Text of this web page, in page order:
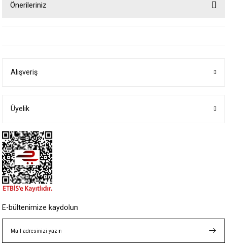
Önerileriniz
Ürün bilgilerinde hatalar bulunuyor.
Bu ürüne benzer farklı alternatifler olmalı.
Alışveriş
Üyelik
E-bültenimize kaydolun